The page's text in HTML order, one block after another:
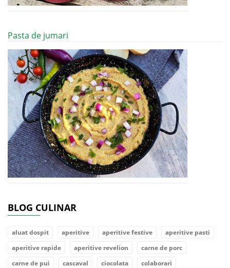
Pasta de jumari
BLOG CULINAR
aluat dospit aperitive aperitive festive
aperitive pasti
aperitive rapide
aperitive revelion
carne de porc
carne de pui
cascaval ciocolata
colaborari